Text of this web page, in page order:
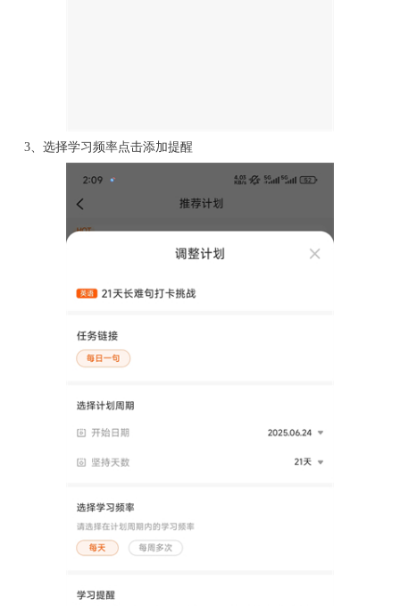
3、选择学习频率点击添加提醒